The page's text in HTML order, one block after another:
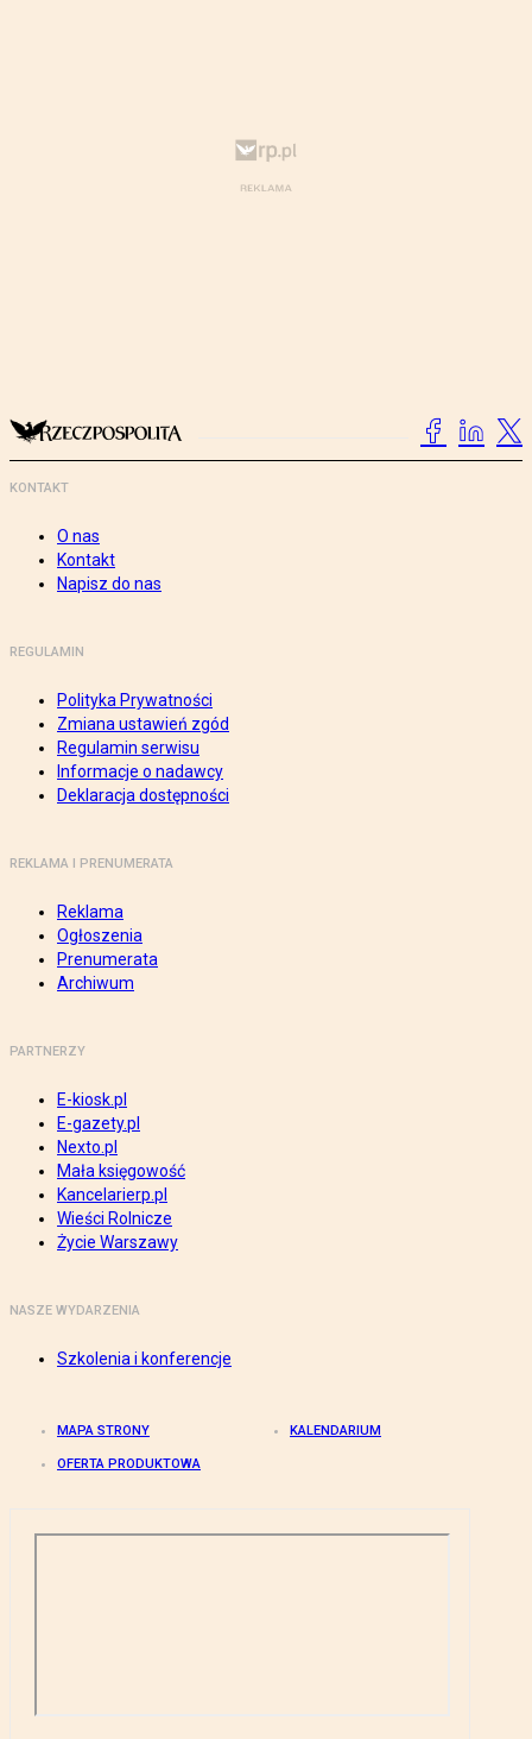
KONTAKT
O nas
Kontakt
Napisz do nas
REGULAMIN
Polityka Prywatności
Zmiana ustawień zgód
Regulamin serwisu
Informacje o nadawcy
Deklaracja dostępności
REKLAMA I PRENUMERATA
Reklama
Ogłoszenia
Prenumerata
Archiwum
PARTNERZY
E-kiosk.pl
E-gazety.pl
Nexto.pl
Mała księgowość
Kancelarierp.pl
Wieści Rolnicze
Życie Warszawy
NASZE WYDARZENIA
Szkolenia i konferencje
MAPA STRONY KALENDARIUM
OFERTA PRODUKTOWA